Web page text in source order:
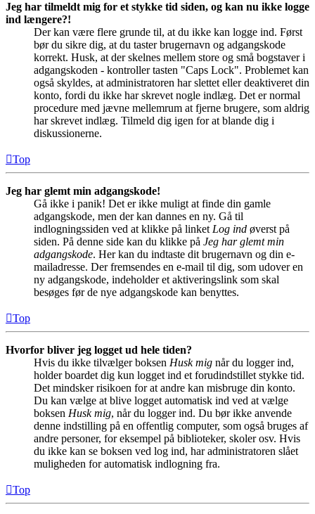
Jeg har tilmeldt mig for et stykke tid siden, og kan nu ikke logge
ind længere?!
Der kan være flere grunde til, at du ikke kan logge ind. Først
bør du sikre dig, at du taster brugernavn og adgangskode
korrekt. Husk, at der skelnes mellem store og små bogstaver i
adgangskoden - kontroller tasten "Caps Lock". Problemet kan
også skyldes, at administratoren har slettet eller deaktiveret din
konto, fordi du ikke har skrevet nogle indlæg. Det er normal
procedure med jævne mellemrum at fjerne brugere, som aldrig
har skrevet indlæg. Tilmeld dig igen for at blande dig i
diskussionerne.
Top
Jeg har glemt min adgangskode!
Gå ikke i panik! Det er ikke muligt at finde din gamle
adgangskode, men der kan dannes en ny. Gå til
indlogningssiden ved at klikke på linket Log ind øverst på
siden. På denne side kan du klikke på Jeg har glemt min
adgangskode. Her kan du indtaste dit brugernavn og din e-
mailadresse. Der fremsendes en e-mail til dig, som udover en
ny adgangskode, indeholder et aktiveringslink som skal
besøges før de nye adgangskode kan benyttes.
Top
Hvorfor bliver jeg logget ud hele tiden?
Hvis du ikke tilvælger boksen Husk mig når du logger ind,
holder boardet dig kun logget ind et forudindstillet stykke tid.
Det mindsker risikoen for at andre kan misbruge din konto.
Du kan vælge at blive logget automatisk ind ved at vælge
boksen Husk mig, når du logger ind. Du bør ikke anvende
denne indstilling på en offentlig computer, som også bruges af
andre personer, for eksempel på biblioteker, skoler osv. Hvis
du ikke kan se boksen ved log ind, har administratoren slået
muligheden for automatisk indlogning fra.
Top